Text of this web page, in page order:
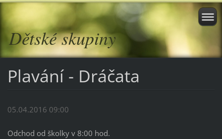
Dětské skupiny
Plavání - Dráčata
05.04.2016 09:00
Odchod od školky v 8:00 hod.